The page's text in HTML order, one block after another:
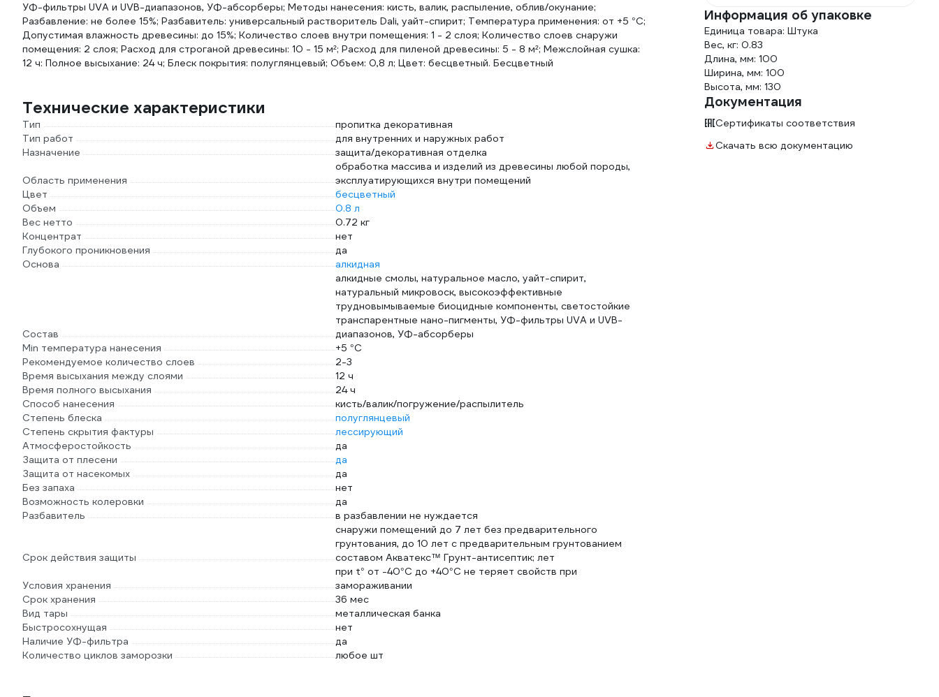
УФ-фильтры UVA и UVB-диапазонов, УФ-абсорберы; Методы нанесения: кисть, валик, распыление, облив/окунание;
Разбавление: не более 15%; Разбавитель: универсальный растворитель Dali, уайт-спирит; Температура применения: от +5 °С;
Допустимая влажность древесины: до 15%; Количество слоев внутри помещения: 1 - 2 слоя; Количество слоев снаружи
помещения: 2 слоя; Расход для строганой древесины: 10 - 15 м²; Расход для пиленой древесины: 5 - 8 м²; Межслойная сушка:
12 ч: Полное высыхание: 24 ч; Блеск покрытия: полуглянцевый; Объем: 0,8 л; Цвет: бесцветный. Бесцветный
Технические характеристики
Тип
пропитка декоративная
Тип работ
для внутренних и наружных работ
Назначение
защита/декоративная отделка
Область применения
обработка массива и изделий из древесины любой породы,
эксплуатирующихся внутри помещений
Цвет
бесцветный
Объем
0.8 л
Вес нетто
0.72 кг
Концентрат
нет
Глубокого проникновения
да
Основа
алкидная
Состав
алкидные смолы, натуральное масло, уайт-спирит,
натуральный микровоск, высокоэффективные
трудновымываемые биоцидные компоненты, светостойкие
транспарентные нано-пигменты, УФ-фильтры UVA и UVB-
диапазонов, УФ-абсорберы
Min температура нанесения
+5 °С
Рекомендуемое количество слоев
2-3
Время высыхания между слоями
12 ч
Время полного высыхания
24 ч
Способ нанесения
кисть/валик/погружение/распылитель
Степень блеска
полуглянцевый
Степень скрытия фактуры
лессирующий
Атмосферостойкость
да
Защита от плесени
да
Защита от насекомых
да
Без запаха
нет
Возможность колеровки
да
Разбавитель
в разбавлении не нуждается
Срок действия защиты
снаружи помещений до 7 лет без предварительного
грунтования, до 10 лет с предварительным грунтованием
составом Акватекс™ Грунт-антисептик; лет
Условия хранения
при t° от -40°С до +40°С не теряет свойств при
замораживании
Срок хранения
36 мес
Вид тары
металлическая банка
Быстросохнущая
нет
Наличие УФ-фильтра
да
Количество циклов заморозки
любое шт
Информация об упаковке
Единица товара: Штука
Вес, кг: 0.83
Длина, мм: 100
Ширина, мм: 100
Высота, мм: 130
Документация
Сертификаты соответствия
Скачать всю документацию